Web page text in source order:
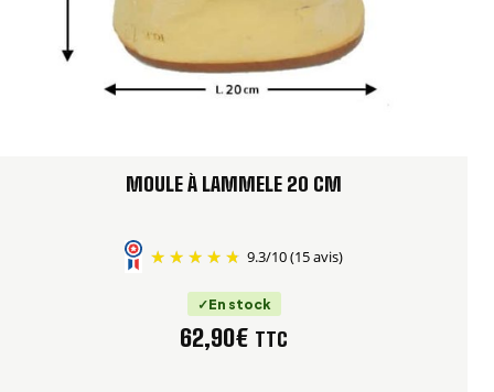
MOULE À LAMMELE 20 CM
9.3/10(15 avis)
En stock
62,90€ TTC